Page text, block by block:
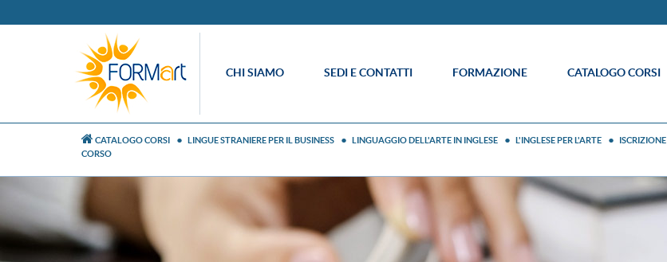
CHI SIAMO SEDI E CONTATTI FORMAZIONE CATALOGO CORSI
CATALOGO CORSI LINGUE STRANIERE PER IL BUSINESS LINGUAGGIO DELL'ARTE IN INGLESE L'INGLESE PER L'ARTE
ISCRIZIONE
CORSO